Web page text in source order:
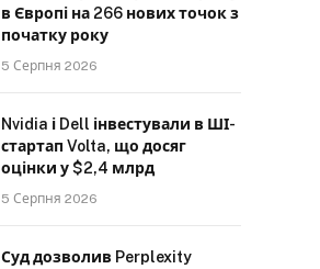
в Європі на 266 нових точок з
початку року
5 Серпня 2026
Nvidia і Dell інвестували в ШІ-
стартап Volta, що досяг
оцінки у $2,4 млрд
5 Серпня 2026
Суд дозволив Perplexity